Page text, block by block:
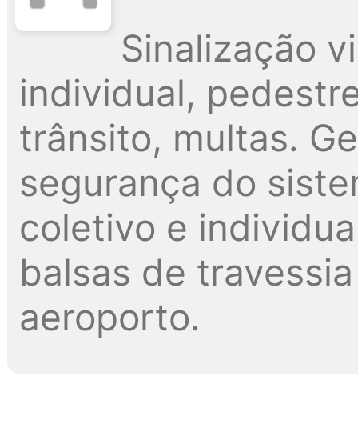
Sinalização
individual,
trânsito, multas.
segurança do
coletivo e
balsas de
aeroporto.